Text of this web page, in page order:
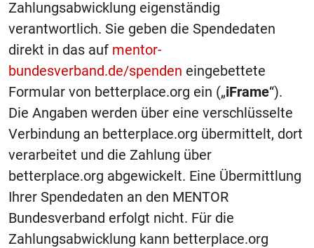
Zahlungsabwicklung eigenständig
verantwortlich. Sie geben die Spendedaten
direkt in das auf mentor-
bundesverband.de/spenden eingebettete
Formular von betterplace.org ein („iFrame“).
Die Angaben werden über eine verschlüsselte
Verbindung an betterplace.org übermittelt, dort
verarbeitet und die Zahlung über
betterplace.org abgewickelt. Eine Übermittlung
Ihrer Spendedaten an den MENTOR
Bundesverband erfolgt nicht. Für die
Zahlungsabwicklung kann betterplace.org